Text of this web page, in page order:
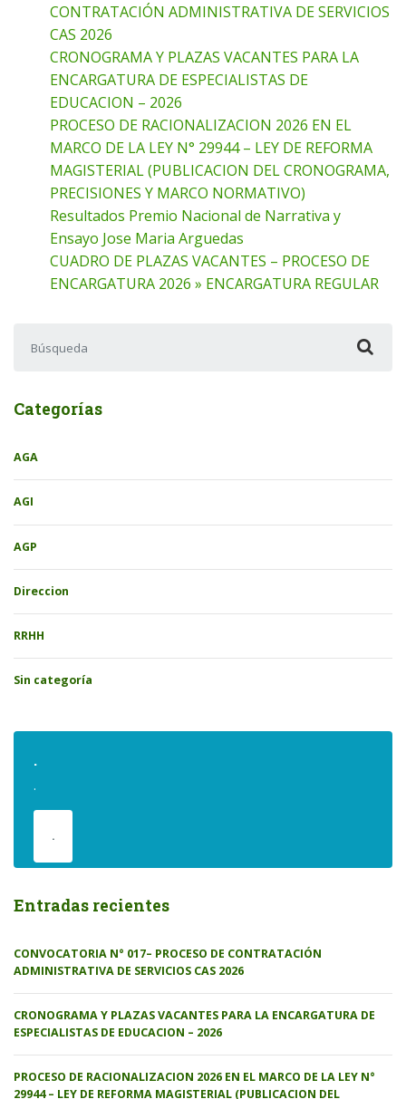
CONTRATACIÓN ADMINISTRATIVA DE SERVICIOS
CAS 2026
CRONOGRAMA Y PLAZAS VACANTES PARA LA
ENCARGATURA DE ESPECIALISTAS DE
EDUCACION – 2026
PROCESO DE RACIONALIZACION 2026 EN EL
MARCO DE LA LEY N° 29944 – LEY DE REFORMA
MAGISTERIAL (PUBLICACION DEL CRONOGRAMA,
PRECISIONES Y MARCO NORMATIVO)
Resultados Premio Nacional de Narrativa y
Ensayo Jose Maria Arguedas
CUADRO DE PLAZAS VACANTES – PROCESO DE
ENCARGATURA 2026 » ENCARGATURA REGULAR
Categorías
AGA
AGI
AGP
Direccion
RRHH
Sin categoría
.
.
.
Entradas recientes
CONVOCATORIA N° 017– PROCESO DE CONTRATACIÓN
ADMINISTRATIVA DE SERVICIOS CAS 2026
CRONOGRAMA Y PLAZAS VACANTES PARA LA ENCARGATURA DE
ESPECIALISTAS DE EDUCACION – 2026
PROCESO DE RACIONALIZACION 2026 EN EL MARCO DE LA LEY N°
29944 – LEY DE REFORMA MAGISTERIAL (PUBLICACION DEL